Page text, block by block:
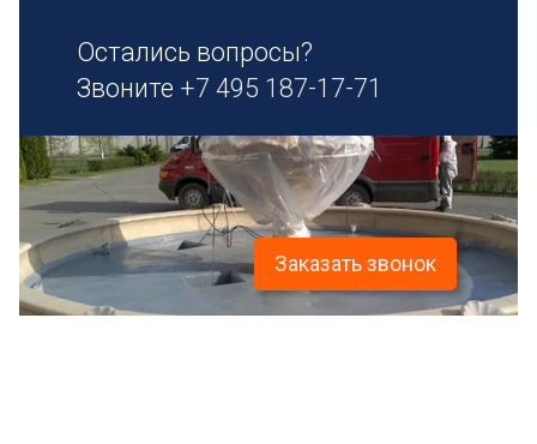
Остались вопросы?
Звоните +7 495 187-17-71
Заказать звонок